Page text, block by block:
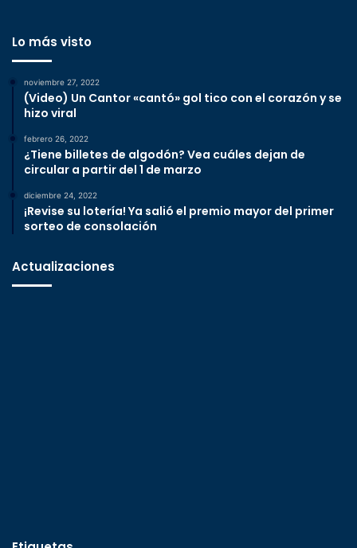
Lo más visto
noviembre 27, 2022
(Video) Un Cantor «cantó» gol tico con el corazón y se
hizo viral
febrero 26, 2022
¿Tiene billetes de algodón? Vea cuáles dejan de
circular a partir del 1 de marzo
diciembre 24, 2022
¡Revise su lotería! Ya salió el premio mayor del primer
sorteo de consolación
Actualizaciones